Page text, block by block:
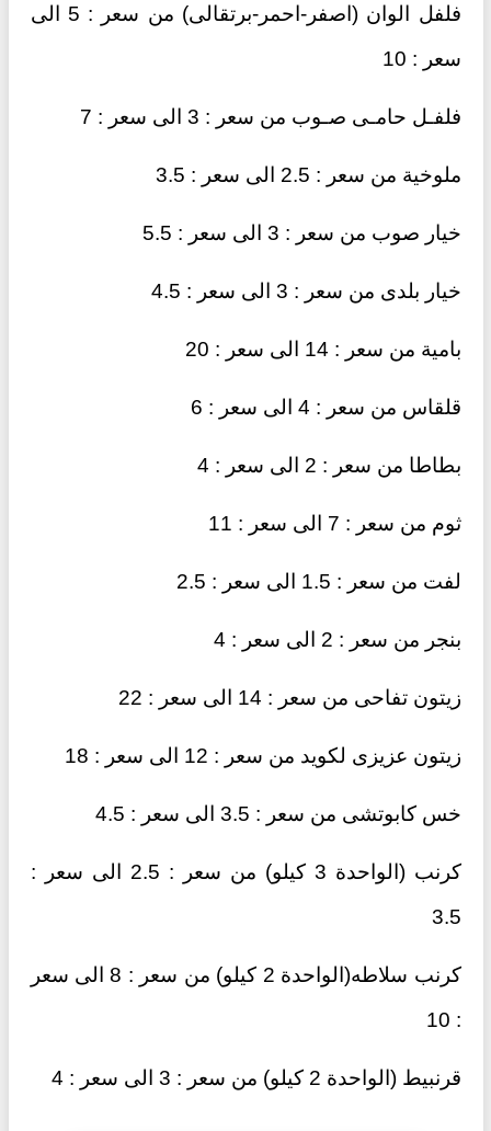
فلفل الوان (اصفر-احمر-برتقالى) من سعر : 5 الى
سعر : 10
فلفـل حامـى صـوب من سعر : 3 الى سعر : 7
ملوخية من سعر : 2.5 الى سعر : 3.5
خيار صوب من سعر : 3 الى سعر : 5.5
خيار بلدى من سعر : 3 الى سعر : 4.5
بامية من سعر : 14 الى سعر : 20
قلقاس من سعر : 4 الى سعر : 6
بطاطا من سعر : 2 الى سعر : 4
ثوم من سعر : 7 الى سعر : 11
لفت من سعر : 1.5 الى سعر : 2.5
بنجر من سعر : 2 الى سعر : 4
زيتون تفاحى من سعر : 14 الى سعر : 22
زيتون عزيزى لكويد من سعر : 12 الى سعر : 18
خس كابوتشى من سعر : 3.5 الى سعر : 4.5
كرنب (الواحدة 3 كيلو) من سعر : 2.5 الى سعر :
3.5
كرنب سلاطه(الواحدة 2 كيلو) من سعر : 8 الى سعر
: 10
قرنبيط (الواحدة 2 كيلو) من سعر : 3 الى سعر : 4